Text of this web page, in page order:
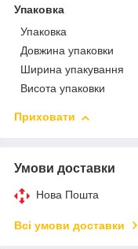
Упаковка
Упаковка
Довжина упаковки
Ширина упакування
Висота упаковки
Приховати
Умови доставки
Нова Пошта
Всі умови доставки